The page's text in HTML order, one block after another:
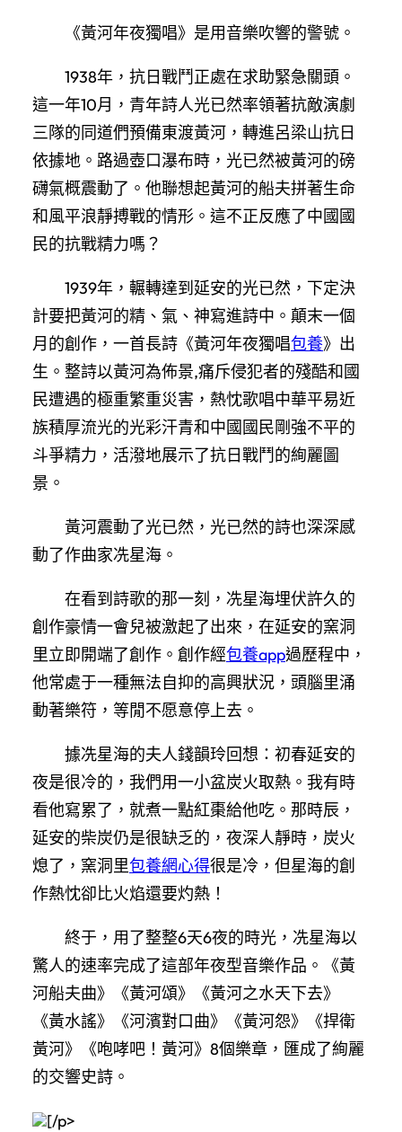
《黃河年夜獨唱》是用音樂吹響的警號。
1938年，抗日戰鬥正處在求助緊急關頭。
這一年10月，青年詩人光已然率領著抗敵演劇
三隊的同道們預備東渡黃河，轉進呂梁山抗日
依據地。路過壺口瀑布時，光已然被黃河的磅
礴氣概震動了。他聯想起黃河的船夫拼著生命
和風平浪靜搏戰的情形。這不正反應了中國國
民的抗戰精力嗎？
1939年，輾轉達到延安的光已然，下定決
計要把黃河的精、氣、神寫進詩中。顛末一個
月的創作，一首長詩《黃河年夜獨唱包養》出
生。整詩以黃河為佈景,痛斥侵犯者的殘酷和國
民遭遇的極重繁重災害，熱忱歌唱中華平易近
族積厚流光的光彩汗青和中國國民剛強不平的
斗爭精力，活潑地展示了抗日戰鬥的絢麗圖
景。
黃河震動了光已然，光已然的詩也深深感
動了作曲家冼星海。
在看到詩歌的那一刻，冼星海埋伏許久的
創作豪情一會兒被激起了出來，在延安的窯洞
里立即開端了創作。創作經包養app過歷程中，
他常處于一種無法自抑的高興狀況，頭腦里涌
動著樂符，等閒不愿意停上去。
據冼星海的夫人錢韻玲回想：初春延安的
夜是很冷的，我們用一小盆炭火取熱。我有時
看他寫累了，就煮一點紅棗給他吃。那時辰，
延安的柴炭仍是很缺乏的，夜深人靜時，炭火
熄了，窯洞里包養網心得很是冷，但星海的創
作熱忱卻比火焰還要灼熱！
終于，用了整整6天6夜的時光，冼星海以
驚人的速率完成了這部年夜型音樂作品。《黃
河船夫曲》《黃河頌》《黃河之水天下去》
《黃水謠》《河濱對口曲》《黃河怨》《捍衛
黃河》《咆哮吧！黃河》8個樂章，匯成了絢麗
的交響史詩。
[/p>